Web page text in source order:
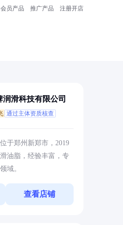
会员产品 推广产品 注册开店
润滑科技有限公司
通过主体资质核查
于郑州新郑市，2019
油脂，经验丰富，专
域。
查看店铺